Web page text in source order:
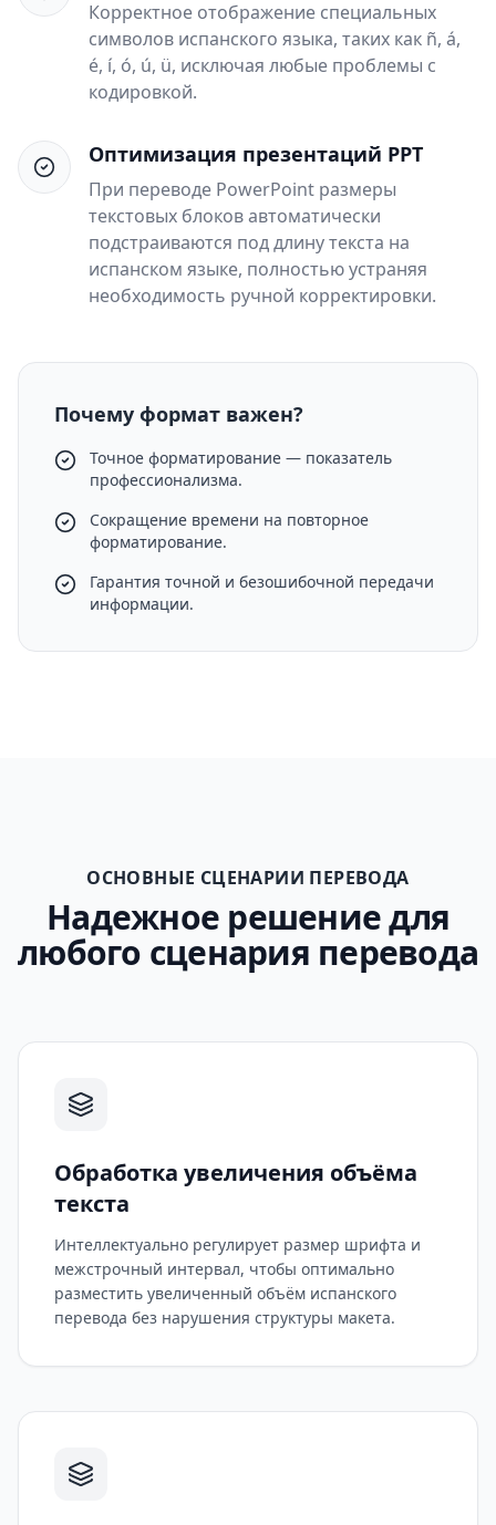
Корректное отображение специальных
символов испанского языка, таких как ñ, á,
é, í, ó, ú, ü, исключая любые проблемы с
кодировкой.
Оптимизация презентаций PPT
При переводе PowerPoint размеры
текстовых блоков автоматически
подстраиваются под длину текста на
испанском языке, полностью устраняя
необходимость ручной корректировки.
Почему формат важен?
Точное форматирование — показатель
профессионализма.
Сокращение времени на повторное
форматирование.
Гарантия точной и безошибочной передачи
информации.
ОСНОВНЫЕ СЦЕНАРИИ ПЕРЕВОДА
Надежное решение для
любого сценария перевода
Обработка увеличения объёма
текста
Интеллектуально регулирует размер шрифта и
межстрочный интервал, чтобы оптимально
разместить увеличенный объём испанского
перевода без нарушения структуры макета.